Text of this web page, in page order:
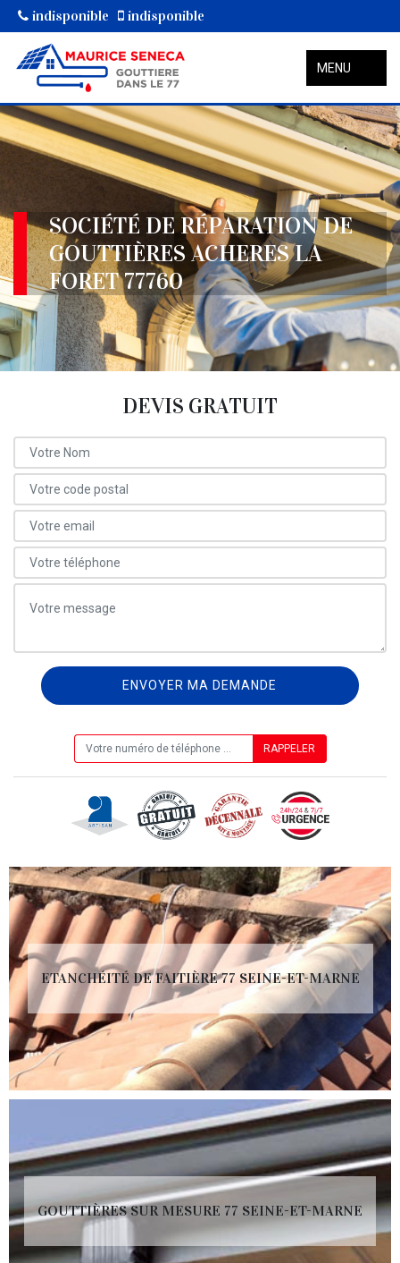
indisponible indisponible
MENU
SOCIÉTÉ DE RÉPARATION DE
GOUTTIÈRES ACHERES LA
FORET 77760
DEVIS GRATUIT
ETANCHÉITÉ DE FAITIÈRE 77 SEINE-ET-MARNE
GOUTTIÈRES SUR MESURE 77 SEINE-ET-MARNE